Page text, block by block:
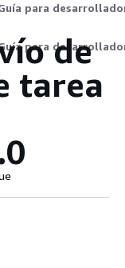
para
parade
tarea